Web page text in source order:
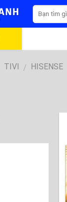
TIVI / HISENSE